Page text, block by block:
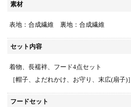
素材
表地：合成繊維 裏地：合成繊維
セット内容
着物、長襦袢、フード4点セット
［帽子、よだれかけ、お守り、末広(扇子)］
フードセット